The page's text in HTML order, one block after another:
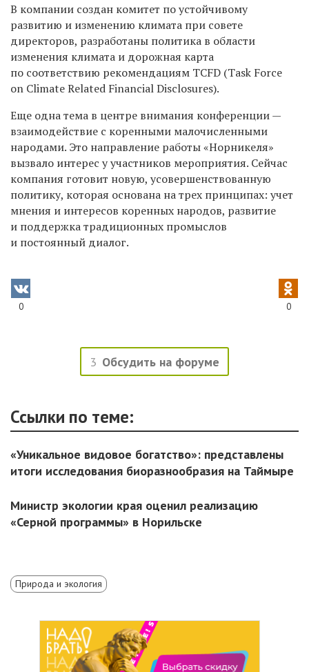
В компании создан комитет по устойчивому
развитию и изменению климата при совете
директоров, разработаны политика в области
изменения климата и дорожная карта
по соответствию рекомендациям TCFD (Task Force
on Climate Related Financial Disclosures).
Еще одна тема в центре внимания конференции —
взаимодействие с коренными малочисленными
народами. Это направление работы «Норникеля»
вызвало интерес у участников мероприятия. Сейчас
компания готовит новую, усовершенствованную
политику, которая основана на трех принципах: учет
мнения и интересов коренных народов, развитие
и поддержка традиционных промыслов
и постоянный диалог.
0 0
3 Обсудить на форуме
Ссылки по теме:
«Уникальное видовое богатство»: представлены
итоги исследования биоразнообразия на Таймыре
Министр экологии края оценил реализацию
«Серной программы» в Норильске
Природа и экология